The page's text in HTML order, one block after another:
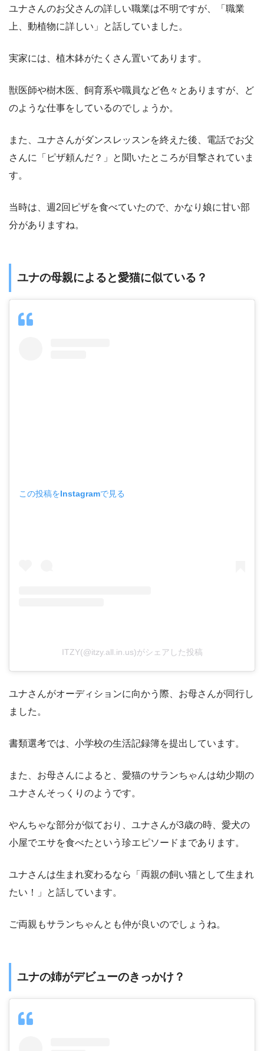
ユナさんのお父さんの詳しい職業は不明ですが、「職業
上、動植物に詳しい」と話していました。
実家には、植木鉢がたくさん置いてあります。
獣医師や樹木医、飼育系や職員など色々とありますが、ど
のような仕事をしているのでしょうか。
また、ユナさんがダンスレッスンを終えた後、電話でお父
さんに「ピザ頼んだ？」と聞いたところが目撃されていま
す。
当時は、週2回ピザを食べていたので、かなり娘に甘い部
分がありますね。
ユナの母親によると愛猫に似ている？
この投稿をInstagramで見る
ITZY(@itzy.all.in.us)がシェアした投稿
ユナさんがオーディションに向かう際、お母さんが同行し
ました。
書類選考では、小学校の生活記録簿を提出しています。
また、お母さんによると、愛猫のサランちゃんは幼少期の
ユナさんそっくりのようです。
やんちゃな部分が似ており、ユナさんが3歳の時、愛犬の
小屋でエサを食べたという珍エピソードまであります。
ユナさんは生まれ変わるなら「両親の飼い猫として生まれ
たい！」と話しています。
ご両親もサランちゃんとも仲が良いのでしょうね。
ユナの姉がデビューのきっかけ？